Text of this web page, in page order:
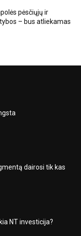
pėsčiųjų ir
– bus atliekamas
dairosi tik kas
NT investicija?